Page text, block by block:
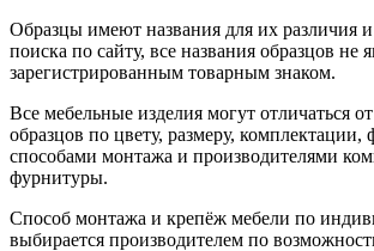
Образцы имеют названия для их различия
поиска по сайту, все названия образцов не
зарегистрированным товарным знаком.
Все мебельные изделия могут отличаться
образцов по цвету, размеру, комплектации,
способами монтажа и производителями
фурнитуры.
Способ монтажа и крепёж мебели по
выбирается производителем по